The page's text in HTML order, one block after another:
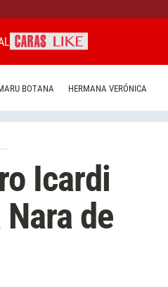
BOTANA HERMANA VERÓNICA
Icardi
de